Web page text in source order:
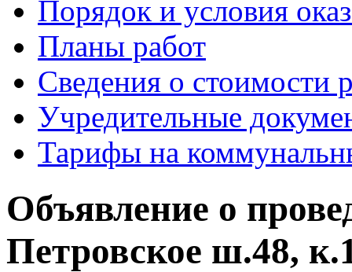
Порядок и условия
Планы работ
Сведения о стоимости
Учредительные
Тарифы на
Объявление о
Петровское ш.48,